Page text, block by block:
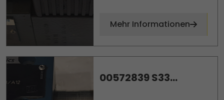
Mehr Informationen
00572839 S33...